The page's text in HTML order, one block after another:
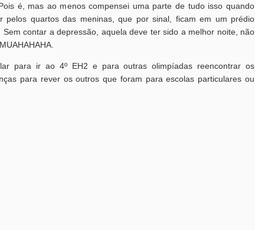
é, mas ao menos compensei uma parte de tudo isso quando
pelos quartos das meninas, que por sinal, ficam em um prédio
contar a depressão, aquela deve ter sido a melhor noite, não
para ir ao 4º EH2 e para outras olimpíadas reencontrar os
para rever os outros que foram para escolas particulares ou